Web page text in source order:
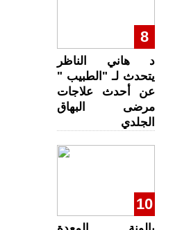
8
د هاني الناظر
يتحدث لـ "الطبيب "
عن أحدث علاجات
مرضى البهاق
الجلدي
10